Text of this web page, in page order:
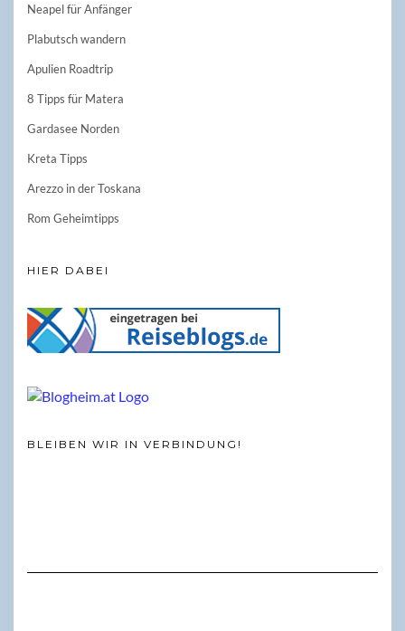
Neapel für Anfänger
Plabutsch wandern
Apulien Roadtrip
8 Tipps für Matera
Gardasee Norden
Kreta Tipps
Arezzo in der Toskana
Rom Geheimtipps
HIER DABEI
BLEIBEN WIR IN VERBINDUNG!